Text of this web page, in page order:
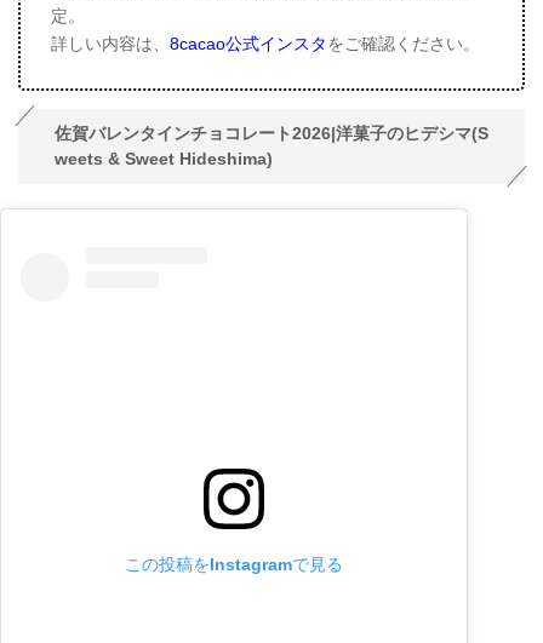
定。
詳しい内容は、 8cacao公式インスタをご確認ください。
佐賀バレンタインチョコレート2026|洋菓子のヒデシマ(S
weets & Sweet Hideshima)
この投稿をInstagramで見る